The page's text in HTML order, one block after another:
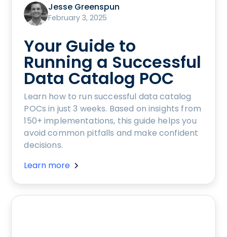
Jesse Greenspun
February 3, 2025
Your Guide to
Running a Successful
Data Catalog POC
Learn how to run successful data catalog
POCs in just 3 weeks. Based on insights from
150+ implementations, this guide helps you
avoid common pitfalls and make confident
decisions.
Learn more